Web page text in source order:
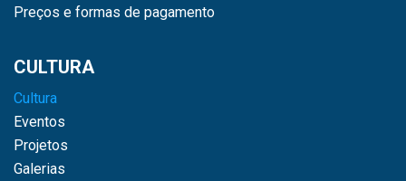
Preços e formas de pagamento
CULTURA
Cultura
Eventos
Projetos
Galerias